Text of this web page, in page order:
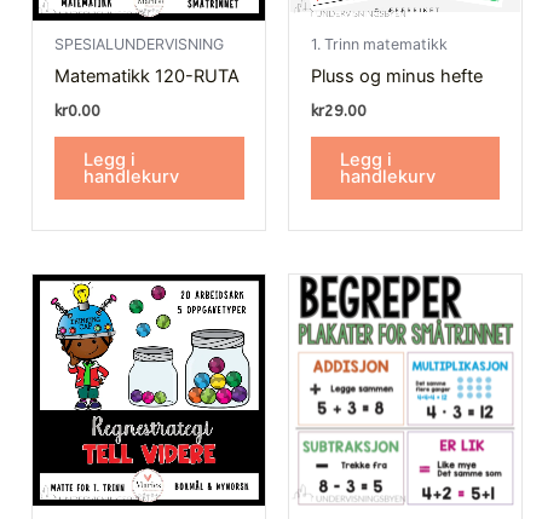
SPESIALUNDERVISNING
Matematikk 120-RUTA
kr0.00
Legg i
handlekurv
1. Trinn matematikk
Pluss og minus hefte
kr29.00
Legg i
handlekurv